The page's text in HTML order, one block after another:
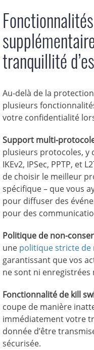
tranquillité
Au-delà de la
plusieurs
votre confidentialité
Support multi-
plusieurs protocoles, y
IKEv2, IPSec, PPTP, et
de choisir le meilleur
spécifique – que vous
pour diffuser des
pour des
Politique de non-
une politique stricte de
garantissant que vos
ne sont ni enregistrées
Fonctionnalité de kill
coupe de manière
immédiatement votre
donnée d’être
sécurisée.